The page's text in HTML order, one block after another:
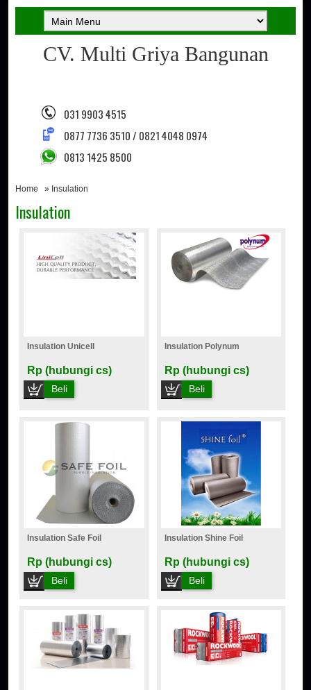
CV. Multi Griya Bangunan
031 9903 4515
0877 7736 3510 / 0821 4048 0974
0813 1425 8500
Home » Insulation
Insulation
Insulation Unicell
Rp (hubungi cs)
Beli
Insulation Polynum
Rp (hubungi cs)
Beli
Insulation Safe Foil
Rp (hubungi cs)
Beli
Insulation Shine Foil
Rp (hubungi cs)
Beli